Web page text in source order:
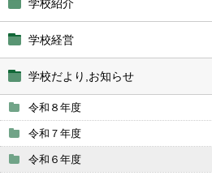
学校紹介
学校経営
学校だより,お知らせ
令和８年度
令和７年度
令和６年度